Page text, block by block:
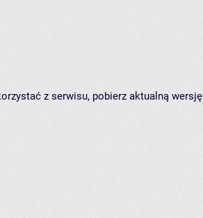
z serwisu, pobierz aktualną wersję